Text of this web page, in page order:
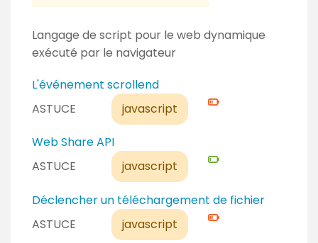
Langage de script pour le web dynamique
exécuté par le navigateur
ASTUCE javascript
L'événement scrollend
N
e
u
o
n
ASTUCE javascript
Web Share API
N
e
u
ASTUCE javascript
Déclencher un téléchargement de fichier
N